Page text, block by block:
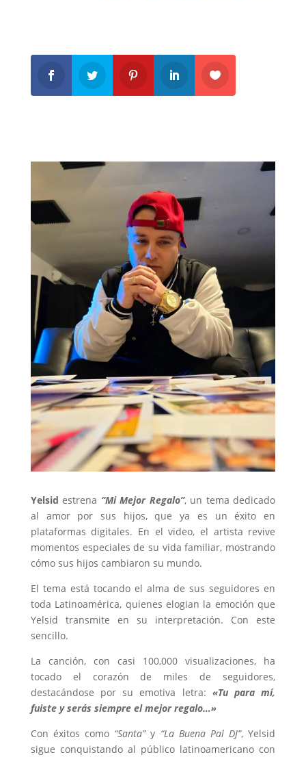
Yelsid estrena “Mi Mejor Regalo”, un tema dedicado
al amor por sus hijos, que ya es un éxito en
plataformas digitales. En el video, el artista revive
momentos especiales de su vida familiar, mostrando
cómo sus hijos cambiaron su mundo.
El tema está tocando el alma de sus seguidores en
toda Latinoamérica, quienes elogian la emoción que
Yelsid transmite en su interpretación. Con este
sencillo.
La canción, con casi 100,000 visualizaciones, ha
tocado el corazón de miles de seguidores,
destacándose por su emotiva letra: «Tu para mí,
fuiste y serás siempre el mejor regalo…»
Con éxitos como “Santa”y “La Buena Pal DJ”, Yelsid
sigue conquistando al público latinoamericano con